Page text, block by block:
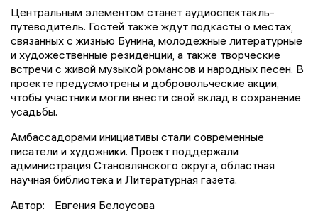
Центральным элементом станет аудиоспектакль-
путеводитель. Гостей также ждут подкасты о местах,
связанных с жизнью Бунина, молодежные литературные
и художественные резиденции, а также творческие
встречи с живой музыкой романсов и народных песен. В
проекте предусмотрены и добровольческие акции,
чтобы участники могли внести свой вклад в сохранение
усадьбы.
Амбассадорами инициативы стали современные
писатели и художники. Проект поддержали
администрация Становлянского округа, областная
научная библиотека и Литературная газета.
Автор:
Евгения Белоусова